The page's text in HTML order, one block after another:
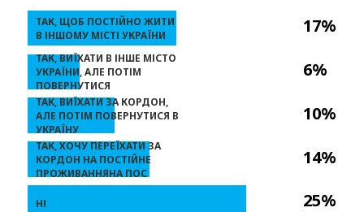
17%
6%
10%
14%
25%
ТАК, ЩОБ ПОСТІЙНО ЖИТИ
В ІНШОМУ МІСТІ УКРАЇНИ
ТАК, ВИЇХАТИ В ІНШЕ МІСТО
УКРАЇНИ, АЛЕ ПОТІМ
ПОВЕРНУТИСЯ
ТАК, ВИЇХАТИ ЗА КОРДОН,
АЛЕ ПОТІМ ПОВЕРНУТИСЯ В
УКРАЇНУ
ТАК, ХОЧУ ПЕРЕЇХАТИ ЗА
КОРДОН НА ПОСТІЙНЕ
ПРОЖИВАННЯНА ПОС
НІ